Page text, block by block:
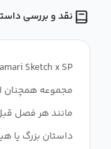
نقد و بررسی داستان با
مانند هر فصل
داستان بزرگ یا